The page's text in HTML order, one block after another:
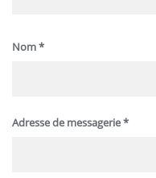
Nom*
Adresse de messagerie*